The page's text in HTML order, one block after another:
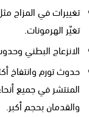
تغييرات في المزاج
تغيّر الهرمونات.
الانزعاج البطني
حدوث تورم وانتفاخ
المنتشر في جميع
والقدمان بحجم أكبر.